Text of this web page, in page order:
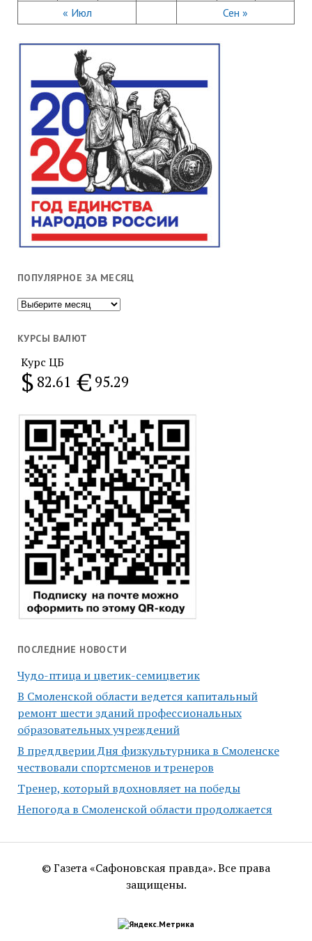
« Июл Сен »
ПОПУЛЯРНОЕ ЗА МЕСЯЦ
Популярное
месяц
КУРСЫ ВАЛЮТ
Курс ЦБ
$ 82.61 € 95.29
ПОСЛЕДНИЕ НОВОСТИ
Чудо-птица и цветик-семицветик
В Смоленской области ведется капитальный
ремонт шести зданий профессиональных
образовательных учреждений
В преддверии Дня физкультурника в Смоленске
чествовали спортсменов и тренеров
Тренер, который вдохновляет на победы
Непогода в Смоленской области продолжается
© Газета «Сафоновская правда». Все права
защищены.